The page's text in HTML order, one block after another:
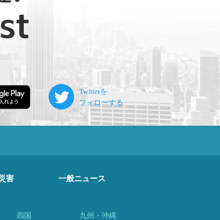
害 一般ニュース
四国 九州・沖縄